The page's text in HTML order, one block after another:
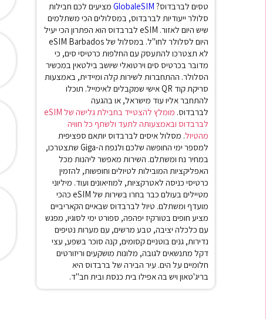
טסים לברבדוס? GlobaleSIM מציעים לכם חבילות
סלולר ייעודיות לברבדוס, במסלולים הכי משתלמים
שיש היום לאזור.
eSIM לברבדוס הוא הפתרון הכי יעיל
היום לסלולר לחו"ל. במסלול של eSIM Barbados
לא תצטרכו להתעסק עם החלפות כרטיסי סים, כי
מדובר בכרטיס סים וירטואלי שיושב בילטאין במכשיר
הסלולר. ההתחברות לשירות קלה ומיידית, באמצעות
סריקת קוד QR אישי שמקבלים לאימייל. תוכלו
להתחבר אליו עוד מישראל, או בהגעה
לברבדוס.
מומלץ להצטייד בחבילת גלישה של eSIM
לברבדוס ובאמצעותה לתעד ולשתף כל חוויה
מהטיול. מסלול איסים לברבדוס יותאם ספציפית
למספר ימי החופשה שלכם ולנפח ה-Giga שתצטרכו,
במחיר נח ומשתלם. השירות מאפשר ליהנות מכל
האפליקציות המובילות לטיולים וחופשות, להזמין
כרטיסי כניסה לאטרקציות, למוזיאונים ועוד. מיליוני
מטיילים בעולם כבר בחרו בשירות של eSIM כהכי
מועדף ומשתלם. טיול לברבדוס שבאיים הקאריביים
מציע חופים בטורקיז יפהפה, ספורט ימי לסוגיו, מפגש
עם כלכלה יציבה, טבע מרשים, עם מערות נטיפים
נדירות, גנים בוטניים קסומים, קנה סוכר בשפע, עצי
דקל מתנשאים לגובה, מלונות מושקעים וריזורטים
חלומיים על הים. עיר הבירה של ברבדוס היא
בריג'טאון ויש בה אפילו בית כנסת ובית חב"ד.